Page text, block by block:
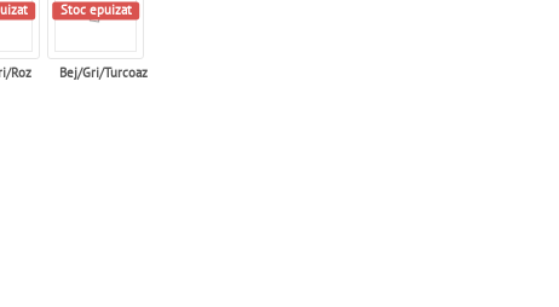
Roz
Stoc epuizat
Bej/Gri/Turcoaz